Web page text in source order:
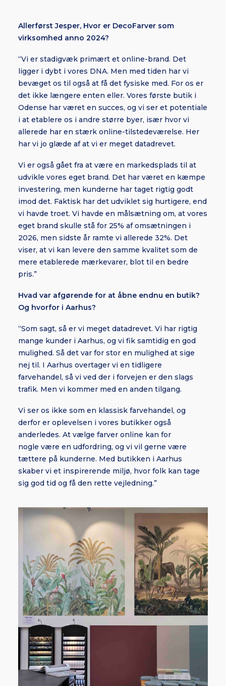
Allerførst Jesper, Hvor er DecoFarver som
virksomhed anno 2024?
“Vi er stadigvæk primært et online-brand. Det
ligger i dybt i vores DNA. Men med tiden har vi
bevæget os til også at få det fysiske med. For os er
det ikke længere enten eller. Vores første butik i
Odense har været en succes, og vi ser et potentiale
i at etablere os i andre større byer, især hvor vi
allerede har en stærk online-tilstedeværelse. Her
har vi jo glæde af at vi er meget datadrevet.
Vi er også gået fra at være en markedsplads til at
udvikle vores eget brand. Det har været en kæmpe
investering, men kunderne har taget rigtig godt
imod det. Faktisk har det udviklet sig hurtigere, end
vi havde troet. Vi havde en målsætning om, at vores
eget brand skulle stå for 25% af omsætningen i
2026, men sidste år ramte vi allerede 32%. Det
viser, at vi kan levere den samme kvalitet som de
mere etablerede mærkevarer, blot til en bedre
pris.”
Hvad var afgørende for at åbne endnu en butik?
Og hvorfor i Aarhus?
“Som sagt, så er vi meget datadrevet. Vi har rigtig
mange kunder i Aarhus, og vi fik samtidig en god
mulighed. Så det var for stor en mulighed at sige
nej til. I Aarhus overtager vi en tidligere
farvehandel, så vi ved der i forvejen er den slags
trafik. Men vi kommer med en anden tilgang.
Vi ser os ikke som en klassisk farvehandel, og
derfor er oplevelsen i vores butikker også
anderledes. At vælge farver online kan for
nogle være en udfordring, og vi vil gerne være
tættere på kunderne. Med butikken i Aarhus
skaber vi et inspirerende miljø, hvor folk kan tage
sig god tid og få den rette vejledning.”